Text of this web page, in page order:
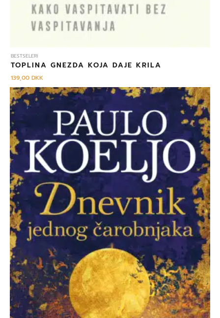
BESTSELERI
TOPLINA GNEZDA KOJA DAJE KRILA
139,00DKK